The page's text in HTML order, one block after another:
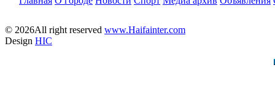
© 2026All right reserved www.Haifainter.com
Design HIC